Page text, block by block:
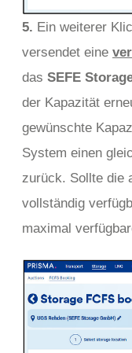
5. Ein weiterer
versendet eine
das SEFE
der Kapazität
gewünschte
System einen
zurück. Sollte die
vollständig
maximal